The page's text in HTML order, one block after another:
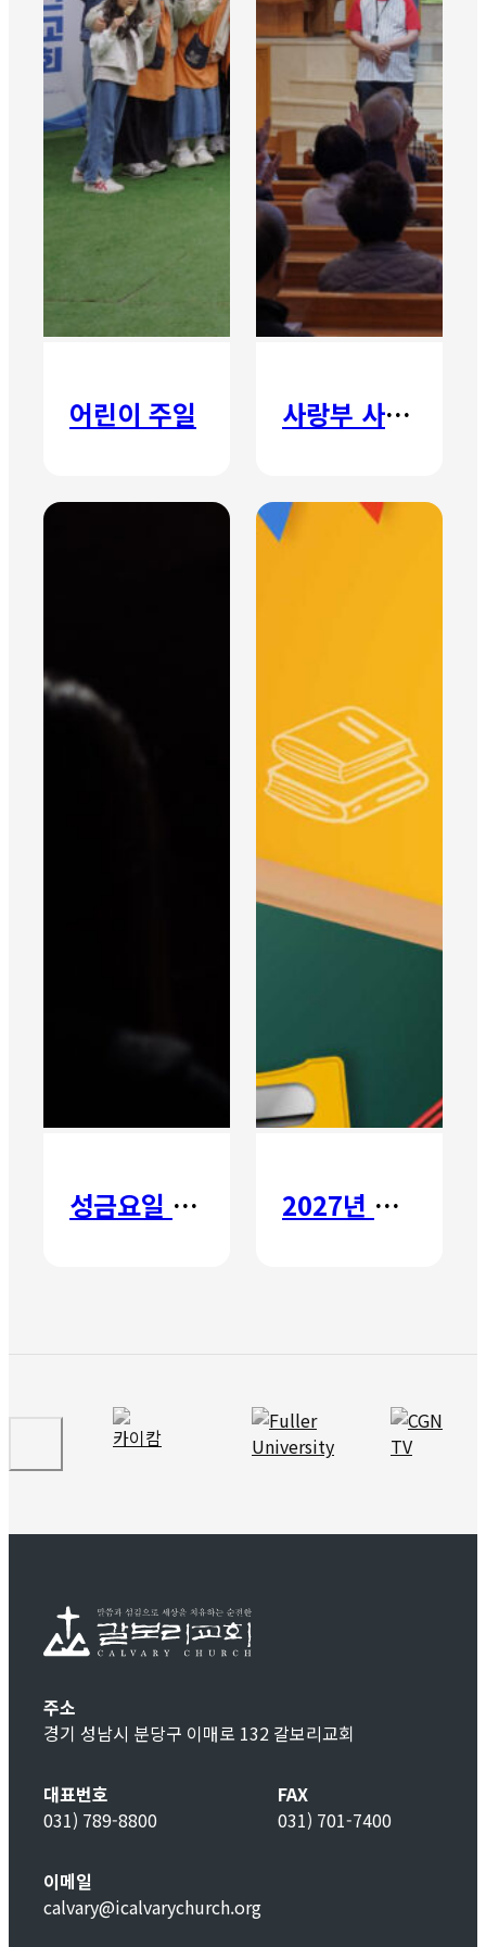
어린이 주일 사랑부 사랑주일
성금요일 칸타타 2027년 갈보리 어학원 유치부 신입생 모집
주소
경기 성남시 분당구 이매로 132 갈보리교회
대표번호
031) 789-8800
FAX
031) 701-7400
이메일
calvary@icalvarychurch.org